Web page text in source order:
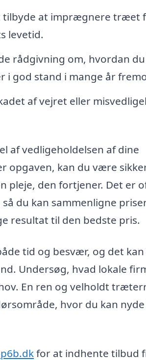
tilbyde at imprægnere træet
levetid.
rådgivning om, hvordan
i god stand i mange år
af vejret eller
af vedligeholdelsen af dine
opgaven, kan du være
den fortjener. Det er
du kan sammenligne
resultat til den bedste pris.
tid og besvær, og det
Undersøg, hvad lokale
En ren og velholdt
hvor du kan
for at indhente tilbud